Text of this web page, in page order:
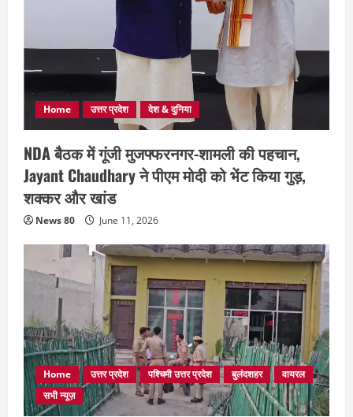
Home उत्तर प्रदेश देश & दुनिया
NDA बैठक में गूंजी मुजफ्फरनगर-शामली की पहचान,
Jayant Chaudhary ने पीएम मोदी को भेंट किया गुड़,
शक्कर और खांड
News 80 June 11, 2026
Home उत्तर प्रदेश पश्चिमी उत्तर प्रदेश बुलंदशहर
वायरल
सभी न्यूज़